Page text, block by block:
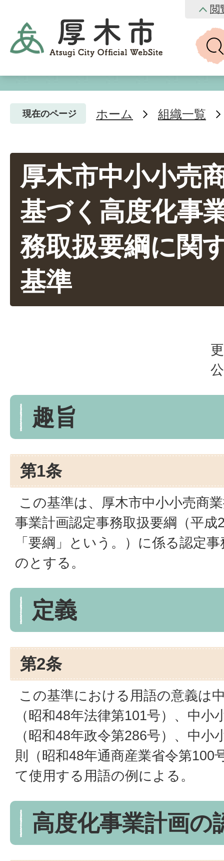
閲
現在のページ ホーム 組織一覧
厚木市中小小売
基づく高度化事
務取扱要綱に関
基準
趣旨
第1条
この基準は、厚木市中小小売商
事業計画認定事務取扱要綱（平成
「要綱」という。）に係る認定
のとする。
定義
第2条
この基準における用語の意義は
（昭和48年法律第101号）、中小
（昭和48年政令第286号）、中小
則（昭和48年通商産業省令第100
て使用する用語の例による。
高度化事業計画の